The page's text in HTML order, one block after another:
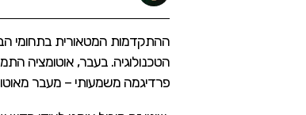
פרדיגמה משמעותי – מעבר